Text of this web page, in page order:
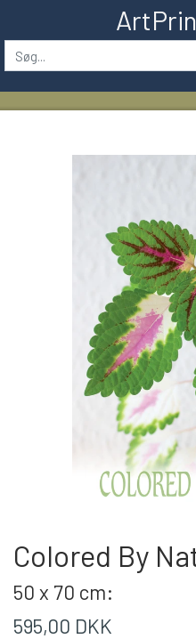
Colored By
50 x 70 cm:
595,00 DKK